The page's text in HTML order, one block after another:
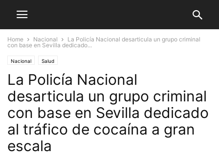
Home Nacional
La Policía Nacional desarticula un grupo criminal
con base en Sevilla dedicado...
Nacional Salud
La Policía Nacional
desarticula un grupo criminal
con base en Sevilla dedicado
al tráfico de cocaína a gran
escala